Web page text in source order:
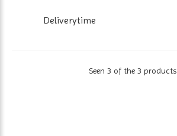
Deliverytime
Seen 3 of the 3 products